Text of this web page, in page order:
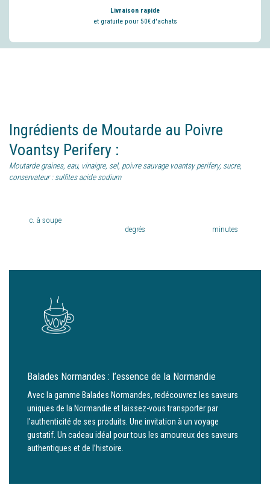
Livraison rapide
et gratuite pour 50€ d'achats
Ingrédients de Moutarde au Poivre
Voantsy Perifery :
Moutarde graines, eau, vinaigre, sel, poivre sauvage voantsy perifery, sucre,
conservateur : sulfites acide sodium
c. à soupe
degrés
minutes
Balades Normandes : l’essence de la Normandie
Avec la gamme Balades Normandes, redécouvrez les saveurs
uniques de la Normandie et laissez-vous transporter par
l’authenticité de ses produits. Une invitation à un voyage
gustatif. Un cadeau idéal pour tous les amoureux des saveurs
authentiques et de l’histoire.